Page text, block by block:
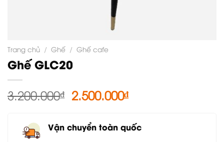
Trang chủ / Ghế / Ghế cafe
Ghế GLC20
3.200.000₫ Giá
gốc
3.200.000₫.
2.500.000₫Giá
là:
Vận chuyển toàn quốc